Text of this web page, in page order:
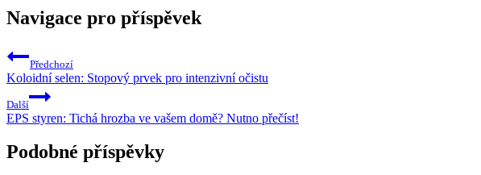
Navigace pro příspěvek
Předchozí
Koloidní selen: Stopový prvek pro intenzivní očistu
Další
EPS styren: Tichá hrozba ve vašem domě? Nutno přečíst!
Podobné příspěvky